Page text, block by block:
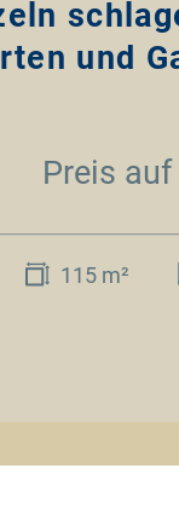
und
Preis
115 m²